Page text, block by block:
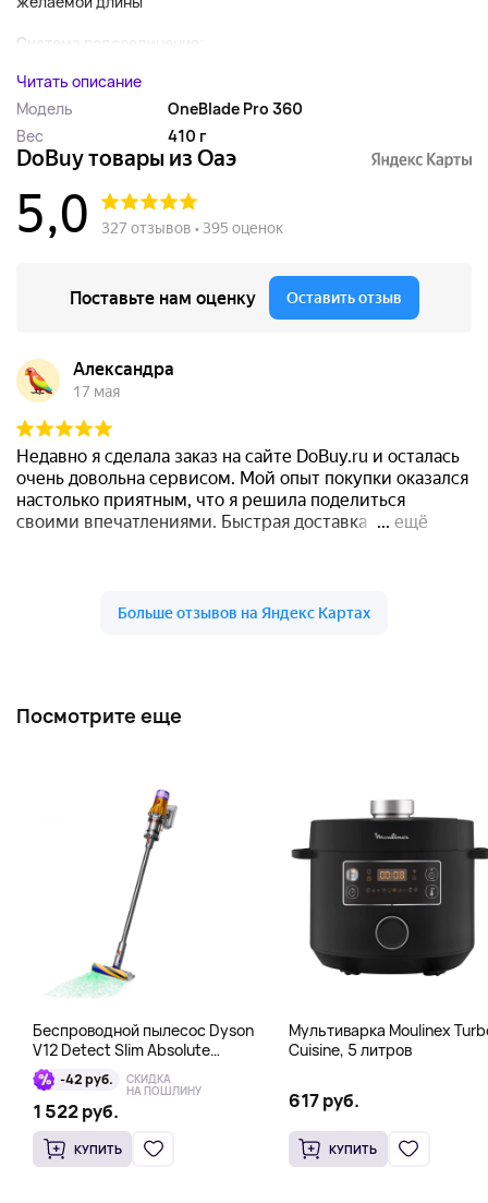
Система подсоединения:...
Читать описание
Модель
OneBlade Pro 360
Вес
410 г
Посмотрите еще
Беспроводной пылесос Dyson
V12 Detect Slim Absolute
Yellow/Nickel, серый
-42 руб. СКИДКА
НА ПОШЛИНУ
1 522 руб.
КУПИТЬ
Мультиварка Moulinex
Cuisine, 5 литров
617 руб.
КУПИТЬ